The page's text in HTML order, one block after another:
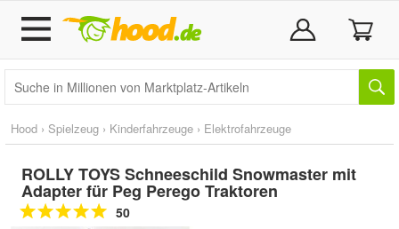
Hood › Spielzeug › Kinderfahrzeuge › Elektrofahrzeuge
ROLLY TOYS Schneeschild Snowmaster mit
Adapter für Peg Perego Traktoren
50